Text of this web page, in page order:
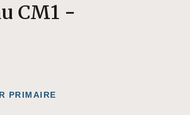
CM1 -
PRIMAIRE